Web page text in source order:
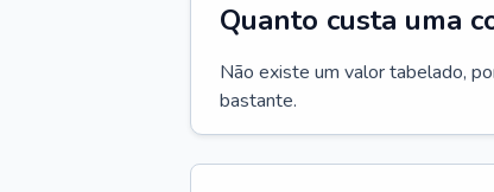
Quanto custa uma
Não existe um valor tabelado,
bastante.